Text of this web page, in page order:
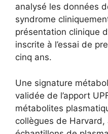
analysé les données
syndrome
présentation clinique
inscrite à l’essai de
cinq ans.
Une signature
validée de l’apport
métabolites
collègues de